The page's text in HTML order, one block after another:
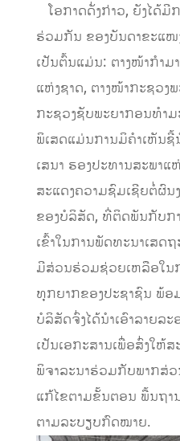
ໂອກາດດັ່ງກ່າວ, ຍັງໄດ້
ຮ່ວມກັນ ຂອງບັນດາຂະແ
ເປັນຕົ້ນແມ່ນ: ຕາງໜ້າກໍາມ
ແຫ່ງຊາດ, ຕາງໜ້າກະຊວງ
ກະຊວງຊັບພະຍາກອນທໍາ
ພິເສດແມ່ນການມິຄໍາເຫັນ
ເສນາ ຮອງປະທານສະພາ
ສະແດງຄວາມຊົມເຊີຍຕໍ່ຜົນ
ຂອງບໍລິສັດ, ທີ່ຕິດພັນກັບກ
ເຂົ້າໃນການພັດທະນາເສດ
ມີສ່ວນຮ່ວມຊ່ວຍເຫລືອໃນ
ທຸກຍາກຂອງປະຊາຊົນ ພ້ອ
ບໍລິສັດຈົ່ງໄດ້ນໍາເອົາລາຍລ
ເປັນເອກະສານເພື່ອສົ່ງໃຫ້ສ
ພິຈາລະນາຮ່ວມກັບພາກສ່
ແກ້ໄຂຕາມຂັ້ນຕອນ ພື້ນຖ
ຕາມລະບຽບກົດໝາຍ.